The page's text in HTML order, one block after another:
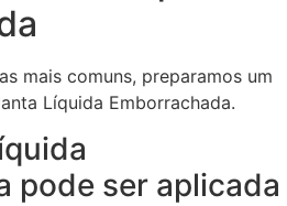
mais comuns, preparamos um
Líquida Emborrachada.
pode ser aplicada